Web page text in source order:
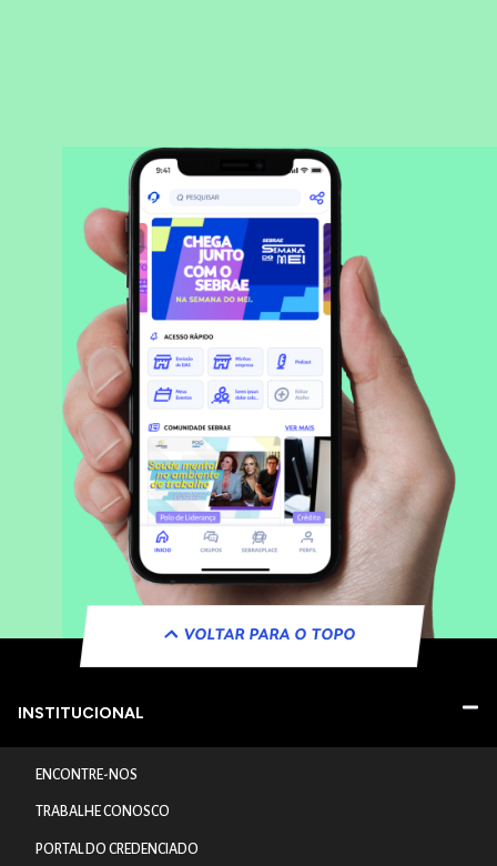
VOLTAR PARA O TOPO
INSTITUCIONAL
ENCONTRE-NOS
TRABALHE CONOSCO
PORTAL DO CREDENCIADO